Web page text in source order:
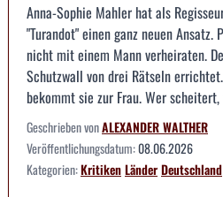
Anna-Sophie Mahler hat als
"Turandot" einen ganz neuen
nicht mit einem Mann verheiraten.
Schutzwall von drei Rätseln
bekommt sie zur Frau. Wer
Geschrieben vonALEXANDER WALTHER
Veröffentlichungsdatum:08.06.2026
Kategorien:KritikenLänderDeutschland